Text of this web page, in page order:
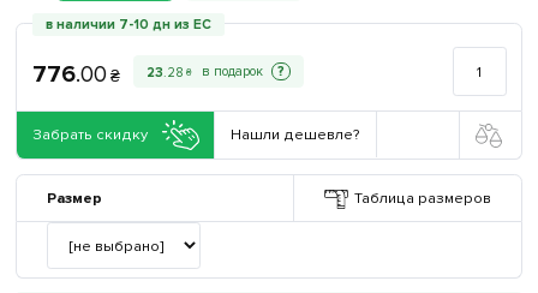
в наличии 7-10 дн из ЕС
776.00 ₴ 23.28 ₴ ?
Забрать скидку Нашли дешевле?
Размер Таблица размеров